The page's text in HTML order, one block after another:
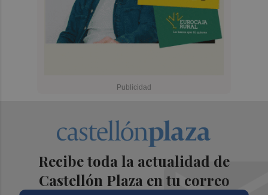
Recibe toda la actualidad de
Castellón Plaza en tu correo